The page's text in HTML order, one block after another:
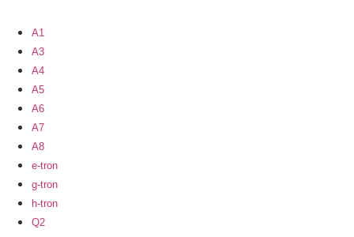
A1
A3
A4
A5
A6
A7
A8
e-tron
g-tron
h-tron
Q2